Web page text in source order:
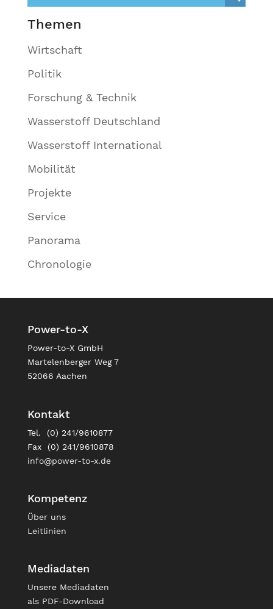
Themen
Wirtschaft
Politik
Forschung & Technik
Wasserstoff Deutschland
Wasserstoff International
Mobilität
Projekte
Service
Panorama
Chronologie
Power-to-X
Power-to-X GmbH
Martelenberger Weg 7
52066 Aachen
Kontakt
Tel. (0) 241/9610877
Fax (0) 241/9610878
info@power-to-x.de
Kompetenz
Über uns
Leitlinien
Mediadaten
Unsere Mediadaten
als PDF-Download